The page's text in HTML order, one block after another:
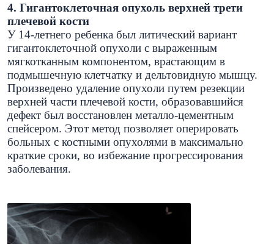
4. Гигантоклеточная опухоль верхней трети
плечевой кости
У 14-летнего ребенка был литический вариант
гигантоклеточной опухоли с выраженным
мягкотканным компонентом, врастающим в
подмышечную клетчатку и дельтовидную мышцу.
Произведено удаление опухоли путем резекции
верхней части плечевой кости, образовавшийся
дефект был восстановлен металло-цементным
спейсером. Этот метод позволяет оперировать
больных с костными опухолями в максимально
краткие сроки, во избежание прогрессирования
заболевания.